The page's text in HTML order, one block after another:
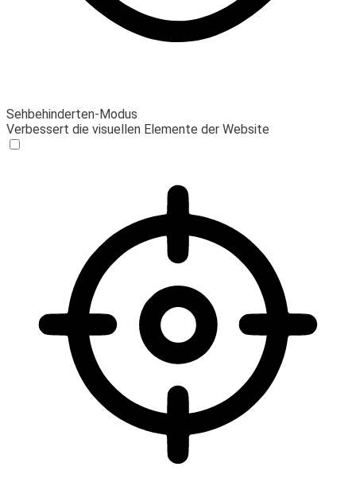
Sehbehinderten-Modus
Verbessert die visuellen Elemente der Website